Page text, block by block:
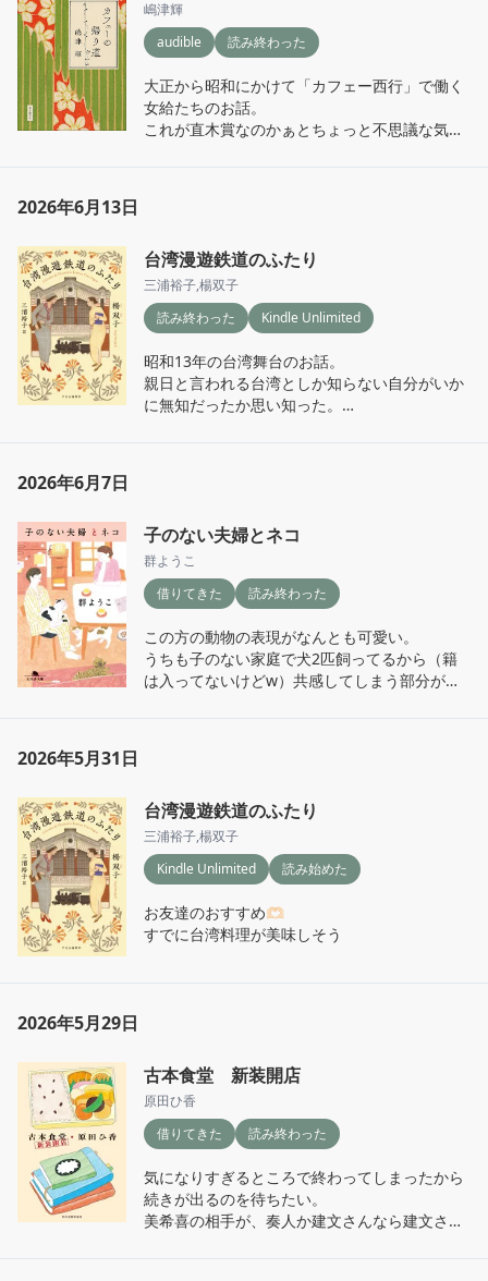
嶋津輝
audible
読み終わった
大正から昭和にかけて「カフェー西行」で働く
女給たちのお話。
これが直木賞なのかぁとちょっと不思議な気持
2026年6月13日
台湾漫遊鉄道のふたり
三浦裕子,楊双子
読み終わった
Kindle Unlimited
昭和13年の台湾舞台のお話。
親日と言われる台湾としか知らない自分がいか
に無知だったか思い知った。
いろいろ考えさせられた。
そしてなにより、出てくる台湾料理にワクワク
して食べたくなった。
2026年6月7日
子のない夫婦とネコ
群ようこ
借りてきた
読み終わった
この方の動物の表現がなんとも可愛い。
うちも子のない家庭で犬2匹飼ってるから（籍
は入ってないけどw）共感してしまう部分が
2026年5月31日
台湾漫遊鉄道のふたり
三浦裕子,楊双子
Kindle Unlimited
読み始めた
お友達のおすすめ🫶🏻
すでに台湾料理が美味しそう
2026年5月29日
古本食堂 新装開店
原田ひ香
借りてきた
読み終わった
気になりすぎるところで終わってしまったから
続きが出るのを待ちたい。
美希喜の相手が、奏人か建文さんなら建文さん